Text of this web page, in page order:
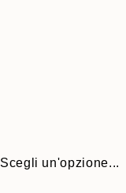
Scegli un'opzione...